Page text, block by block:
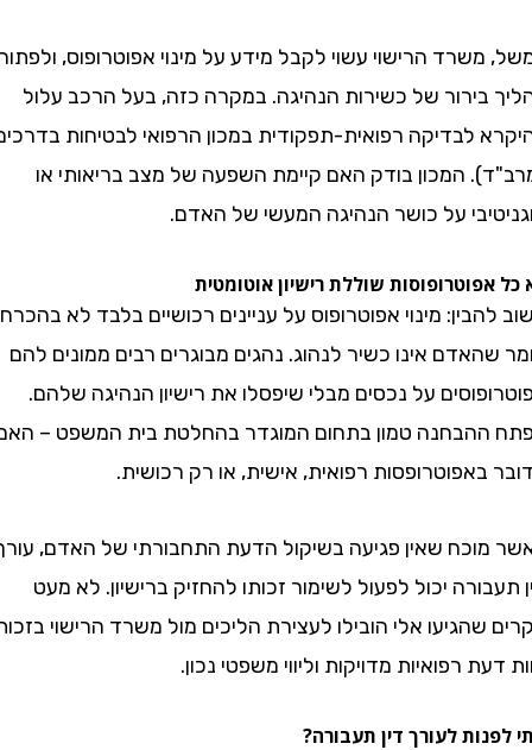
הרישוי עשוי לקבל מידע על מינוי אפוטרופוס, ולפתוח
של כשירות הנהיגה. במקרה כזה, בעל הרכב עלול
לבדיקה רפואית-תפקודית במכון הרפואי לבטיחות בדרכים
המכון בודק האם קיימת השפעה של מצב בריאותי או
על כושר הנהיגה המעשי של האדם.
שוללת רישיון אוטומטית
מינוי אפוטרופוס על עניינים רכושיים בלבד לא בהכרח
אינו כשיר לנהוג. נהגים מבוגרים רבים ממונים להם
על נכסים מבלי שיפסלו את רישיון הנהיגה שלהם.
טמון בתחום המוגדר בהחלטת בית המשפט – האם
רפואית, אישית, או רק רכושית.
שאין פגיעה בשיקול הדעת התחבורתי של האדם, עורך
יכול לפעול לשימור זכותו להחזיק ברישיון. לא מעט
אלי הובילו לעצירת הליכים מול משרד הרישוי בזכות
רפואיות מדויקות וליווי משפטי נכון.
לעורך דין תעבורה?